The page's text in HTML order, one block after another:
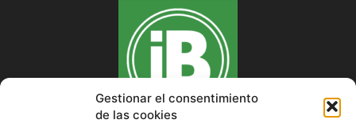
Gestionar el consentimiento
de las cookies